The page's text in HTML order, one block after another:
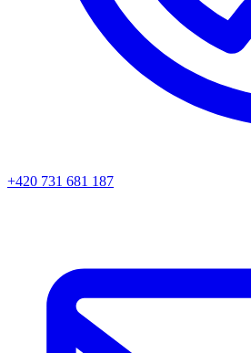
+420 731 681 187